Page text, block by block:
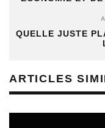
QUELLE JUSTE
ARTICLES